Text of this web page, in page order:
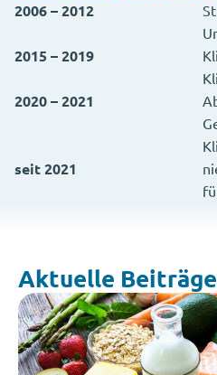
2006 – 2012
2015 – 2019
2020 – 2021
seit 2021
Aktuelle Beiträge